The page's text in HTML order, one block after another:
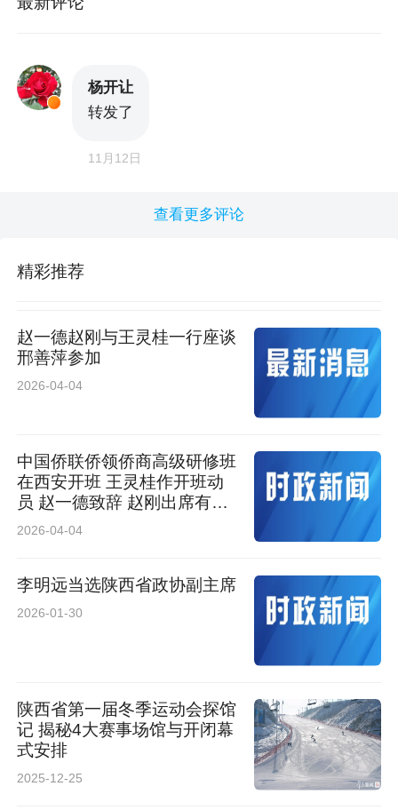
杨开让
转发了
11月12日
查看更多评论
精彩推荐
赵一德赵刚与王灵桂一行座谈
邢善萍参加
2026-04-04
中国侨联侨领侨商高级研修班
在西安开班 王灵桂作开班动
员 赵一德致辞 赵刚出席有关
活动
2026-04-04
李明远当选陕西省政协副主席
2026-01-30
陕西省第一届冬季运动会探馆
记 揭秘4大赛事场馆与开闭幕
式安排
2025-12-25